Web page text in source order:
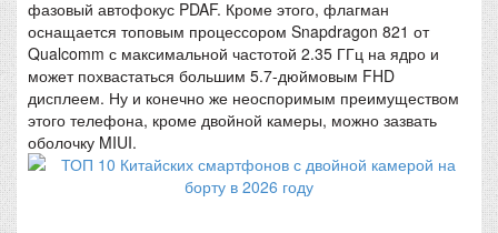
фазовый автофокус PDAF. Кроме этого, флагман
оснащается топовым процессором Snapdragon 821 от
Qualcomm с максимальной частотой 2.35 ГГц на ядро и
может похвастаться большим 5.7-дюймовым FHD
дисплеем. Ну и конечно же неоспоримым преимуществом
этого телефона, кроме двойной камеры, можно зазвать
оболочку MIUI.